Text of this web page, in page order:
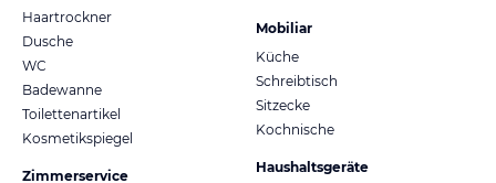
Haartrockner
Dusche
WC
Badewanne
Toilettenartikel
Kosmetikspiegel
Zimmerservice
Mobiliar
Küche
Schreibtisch
Sitzecke
Kochnische
Haushaltsgeräte